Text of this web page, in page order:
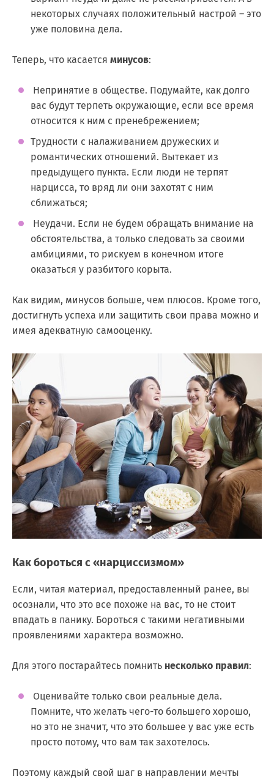
некоторых случаях положительный настрой – это
уже половина дела.
Теперь, что касается минусов:
Непринятие в обществе. Подумайте, как долго
вас будут терпеть окружающие, если все время
относится к ним с пренебрежением;
Трудности с налаживанием дружеских и
романтических отношений. Вытекает из
предыдущего пункта. Если люди не терпят
нарцисса, то вряд ли они захотят с ним
сближаться;
Неудачи. Если не будем обращать внимание на
обстоятельства, а только следовать за своими
амбициями, то рискуем в конечном итоге
оказаться у разбитого корыта.
Как видим, минусов больше, чем плюсов. Кроме того,
достигнуть успеха или защитить свои права можно и
имея адекватную самооценку.
Как бороться с «нарциссизмом»
Если, читая материал, предоставленный ранее, вы
осознали, что это все похоже на вас, то не стоит
впадать в панику. Бороться с такими негативными
проявлениями характера возможно.
Для этого постарайтесь помнить несколько правил:
Оценивайте только свои реальные дела.
Помните, что желать чего-то большего хорошо,
но это не значит, что это большее у вас уже есть
просто потому, что вам так захотелось.
Поэтому каждый свой шаг в направлении мечты